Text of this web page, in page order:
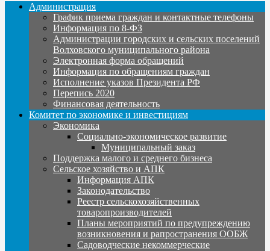
Администрация
График приема граждан и контактные телефоны
Информация по 8-ФЗ
Администрации городских и сельских поселений
Волховского муниципального района
Электронная форма обращений
Информация по обращениям граждан
Исполнение указов Президента РФ
Перепись 2020
Финансовая деятельность
Комитет по экономике и инвестициям
Экономика
Социально-экономическое развитие
Муниципальный заказ
Поддержка малого и среднего бизнеса
Сельское хозяйство и АПК
Информация АПК
Законодательство
Реестр сельскохозяйственных
товаропроизводителей
Планы мероприятий по предупреждению
возникновения и рапространения ООБЖ
Садоводческие некоммерческие